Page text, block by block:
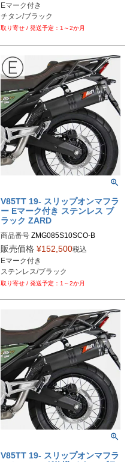
Eマーク付き
チタン/ブラック
1～2か月
V85TT 19- スリップオンマフラ
ー Eマーク付き ステンレス ブ
ラック ZARD
商品番号 ZMG085S10SCO-B
販売価格 ¥152,500税込
Eマーク付き
ステンレス/ブラック
1～2か月
V85TT 19- スリップオンマフラ